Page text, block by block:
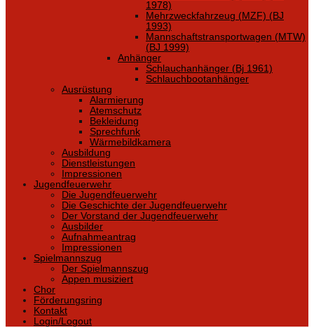
1978)
Mehrzweckfahrzeug (MZF) (BJ
1993)
Mannschaftstransportwagen (MTW)
(BJ 1999)
Anhänger
Schlauchanhänger (Bj 1961)
Schlauchbootanhänger
Ausrüstung
Alarmierung
Atemschutz
Bekleidung
Sprechfunk
Wärmebildkamera
Ausbildung
Dienstleistungen
Impressionen
Jugendfeuerwehr
Die Jugendfeuerwehr
Die Geschichte der Jugendfeuerwehr
Der Vorstand der Jugendfeuerwehr
Ausbilder
Aufnahmeantrag
Impressionen
Spielmannszug
Der Spielmannszug
Appen musiziert
Chor
Förderungsring
Kontakt
Login/Logout